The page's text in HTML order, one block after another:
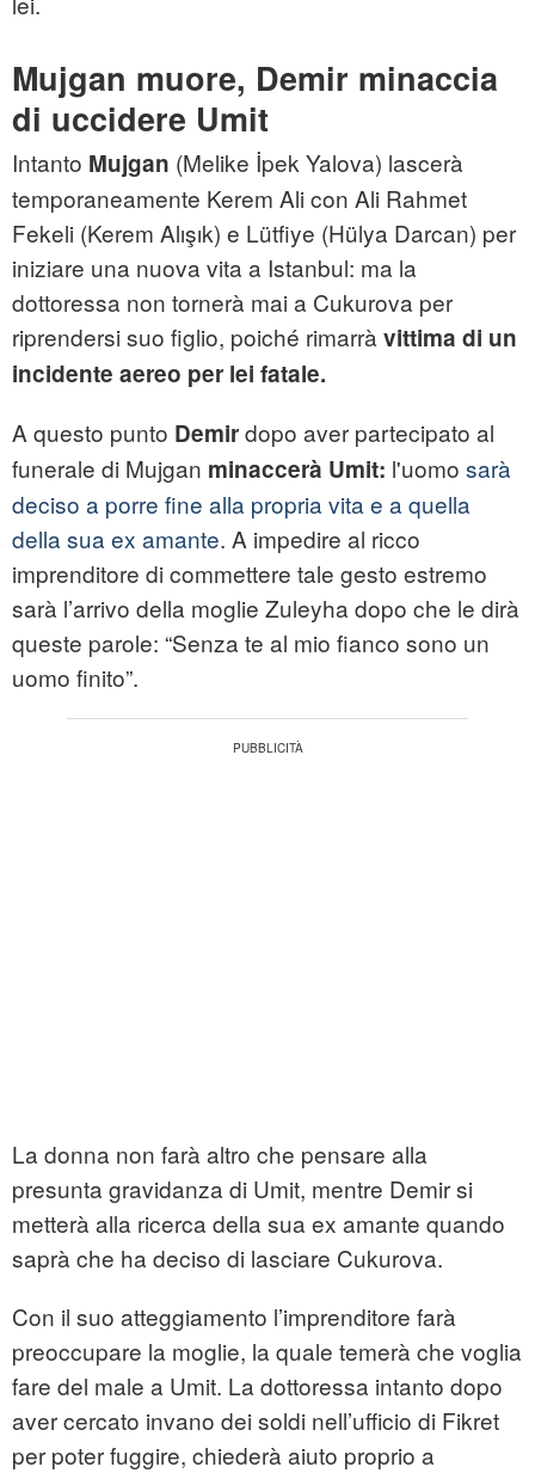
Mujgan muore, Demir minaccia
di uccidere Umit
Intanto Mujgan (Melike İpek Yalova) lascerà
temporaneamente Kerem Ali con Ali Rahmet
Fekeli (Kerem Alışık) e Lütfiye (Hülya Darcan) per
iniziare una nuova vita a Istanbul: ma la
dottoressa non tornerà mai a Cukurova per
riprendersi suo figlio, poiché rimarrà vittima di un
incidente aereo per lei fatale.
A questo punto Demirdopo aver partecipato al
funerale di Mujgan minaccerà Umit: l'uomo sarà
deciso a porre fine alla propria vita e a quella
della sua ex amante. A impedire al ricco
imprenditore di commettere tale gesto estremo
sarà l’arrivo della moglie Zuleyha dopo che le dirà
queste parole: “Senza te al mio fianco sono un
uomo finito”.
La donna non farà altro che pensare alla
presunta gravidanza di Umit, mentre Demir si
metterà alla ricerca della sua ex amante quando
saprà che ha deciso di lasciare Cukurova.
Con il suo atteggiamento l’imprenditore farà
preoccupare la moglie, la quale temerà che voglia
fare del male a Umit. La dottoressa intanto dopo
aver cercato invano dei soldi nell’ufficio di Fikret
per poter fuggire, chiederà aiuto proprio a